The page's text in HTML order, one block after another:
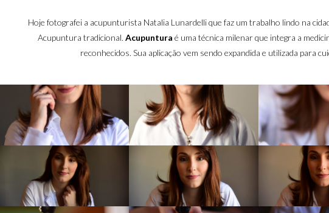
Hoje fotografei a acupunturista Natalia Lunardelli que faz um trabalho lindo na
Acupuntura tradicional. Acupuntura é uma técnica milenar que integra a
reconhecidos. Sua aplicação vem sendo expandida e utilizada para